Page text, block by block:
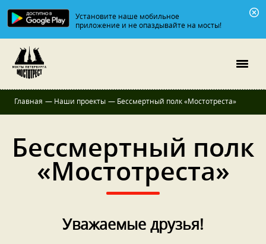
Установите наше мобильное
приложение и не опаздывайте на мосты!
Главная — Наши проекты — Бессмертный полк «Мостотреста»
Бессмертный полк
«Мостотреста»
Уважаемые друзья!